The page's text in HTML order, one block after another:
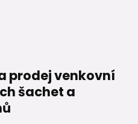
prodej venkovní
šachet a